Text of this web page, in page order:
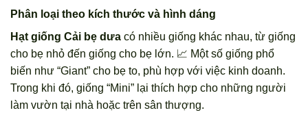
Phân loại theo kích thước và hình dáng
Hạt giống Cải bẹ dưa có nhiều giống khác nhau, từ giống
cho bẹ nhỏ đến giống cho bẹ lớn. 📈 Một số giống phổ
biến như “Giant” cho bẹ to, phù hợp với việc kinh doanh.
Trong khi đó, giống “Mini” lại thích hợp cho những người
làm vườn tại nhà hoặc trên sân thượng.